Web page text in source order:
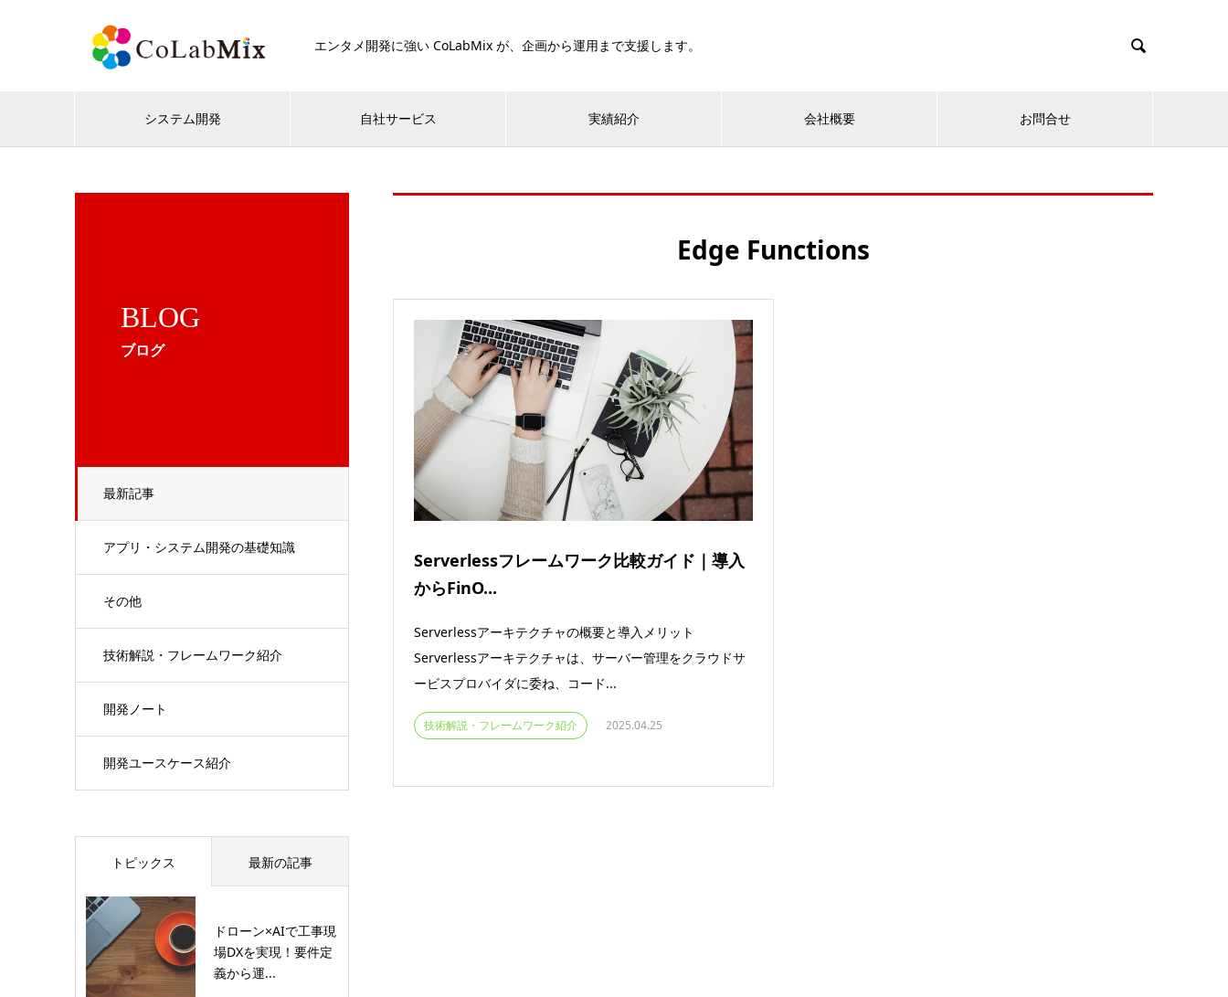
エンタメ開発に強い CoLabMix が、企画から運用まで支援します。 
システム開発 自社サービス 実績紹介 会社概要 お問合せ
BLOG
ブログ
最新記事
アプリ・システム開発の基礎知識
その他
技術解説・フレームワーク紹介
開発ノート
開発ユースケース紹介
Edge Functions
Serverlessフレームワーク比較ガイド｜導入
からFinO...
Serverlessアーキテクチャの概要と導入メリット
Serverlessアーキテクチャは、サーバー管理をクラウドサ
ービスプロバイダに委ね、コード...
技術解説・フレームワーク紹介 2025.04.25
トピックス 最新の記事
ドローン×AIで工事現
場DXを実現！要件定
義から運...